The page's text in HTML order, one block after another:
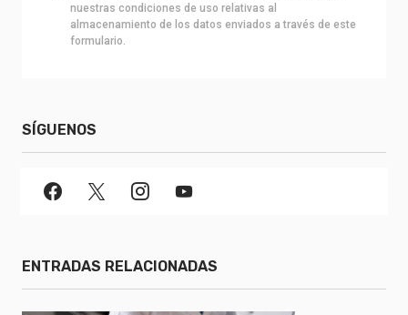
nuestras condiciones de uso relativas al
almacenamiento de los datos enviados a través de este
formulario.
SÍGUENOS
ENTRADAS RELACIONADAS